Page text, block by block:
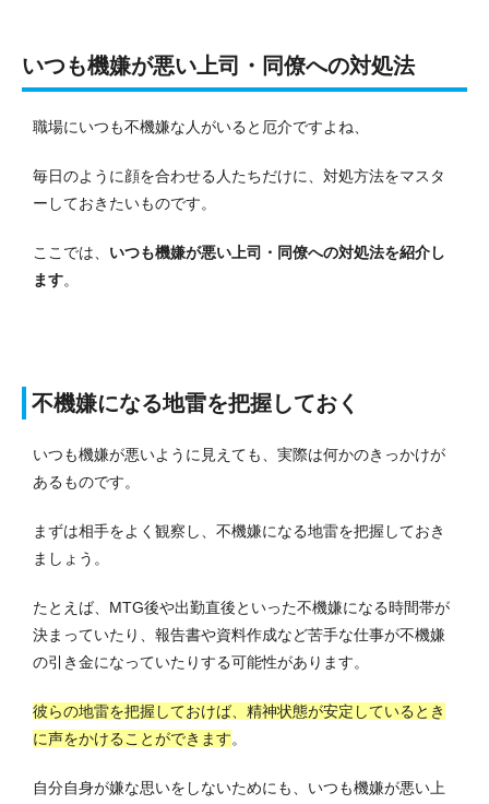
いつも機嫌が悪い上司・同僚への対処法
職場にいつも不機嫌な人がいると厄介ですよね、
毎日のように顔を合わせる人たちだけに、対処方法をマスタ
ーしておきたいものです。
ここでは、 いつも機嫌が悪い上司・同僚への対処法を紹介し
ます。
不機嫌になる地雷を把握しておく
いつも機嫌が悪いように見えても、実際は何かのきっかけが
あるものです。
まずは相手をよく観察し、不機嫌になる地雷を把握しておき
ましょう。
たとえば、MTG後や出勤直後といった不機嫌になる時間帯が
決まっていたり、報告書や資料作成など苦手な仕事が不機嫌
の引き金になっていたりする可能性があります。
彼らの地雷を把握しておけば、精神状態が安定しているとき
に声をかけることができます。
自分自身が嫌な思いをしないためにも、いつも機嫌が悪い上